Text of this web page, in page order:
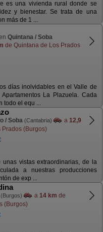
es una vivienda rural donde se
y bienestar. Se trata de una
más de 1 ...
Quintana / Soba
de Quintana de Los Prados
días inolvidables en el Valle de
La Plazuela. Cada
todo el equ ...
/ Soba (Cantabria) a 12,9
(Burgos)
unas vistas extraordinarias, de la
a nuestras producciones
de exp ...
(Burgos) a 14 km de
(Burgos)